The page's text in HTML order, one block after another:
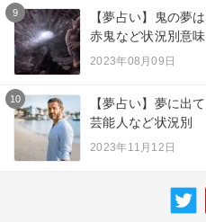
9
【夢占い】鬼の夢
赤鬼など状況別意味
2023年08月09日
10
【夢占い】夢に出
芸能人など状況別
2023年11月12日